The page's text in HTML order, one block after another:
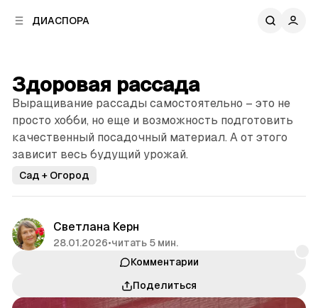
ДИАСПОРА
Здоровая рассада
Выращивание рассады самостоятельно – это не
просто хобби, но еще и возможность подготовить
качественный посадочный материал. А от этого
зависит весь будущий урожай.
Сад + Огород
Светлана Керн
28.01.2026•читать 5 мин.
Комментарии
Поделиться